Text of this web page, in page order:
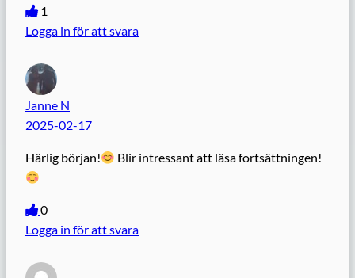
1
Logga in för att svara
Janne N
2025-02-17
Härlig början! Blir intressant att läsa fortsättningen!
0
Logga in för att svara